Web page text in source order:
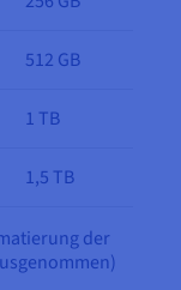
512 GB
1 TB
1,5 TB
der